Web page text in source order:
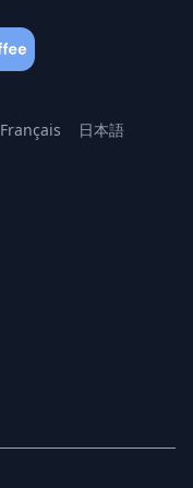
Français 日本語